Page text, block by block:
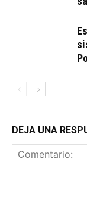
DEJA UNA